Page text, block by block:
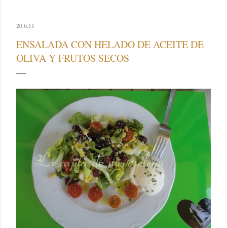
20.6.11
ENSALADA CON HELADO DE ACEITE DE
OLIVA Y FRUTOS SECOS